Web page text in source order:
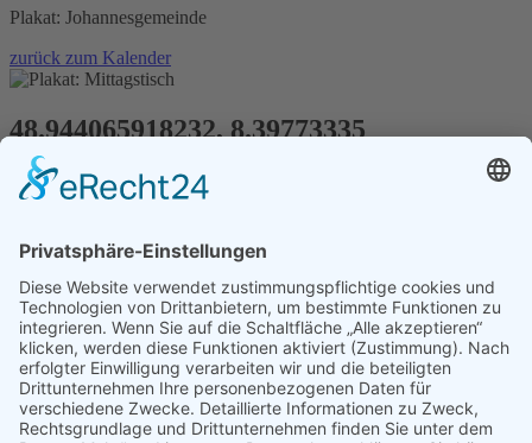
Plakat: Johannesgemeinde
zurück zum Kalender
48.944065918232, 8.39773335
Paulusgemeinde Ettlingen
Schlesierstraße 1
Planen Sie Ihre Route...
Paulusgemeinde Ettlingen
Schlesierstraße 1
76275
Ettlingen
Evangelische Johannespfarrei Ettlingen· Albstraße 41 · 76275
Ettlingen · Tel:07243 12275